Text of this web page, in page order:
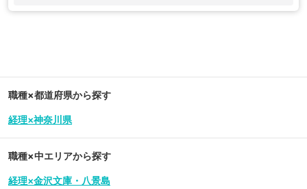
職種×都道府県から探す
経理×神奈川県
職種×中エリアから探す
経理×金沢文庫・八景島